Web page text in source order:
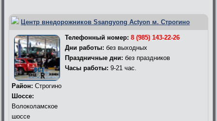
Центр внедорожников Ssangyong Actyon м. Строгино
Телефонный номер: 8 (985) 143-22-26
Дни работы: без выходных
Праздничные дни: без праздников
Часы работы: 9-21 час.
Район: Строгино
Шоссе:
Волоколамское
шоссе